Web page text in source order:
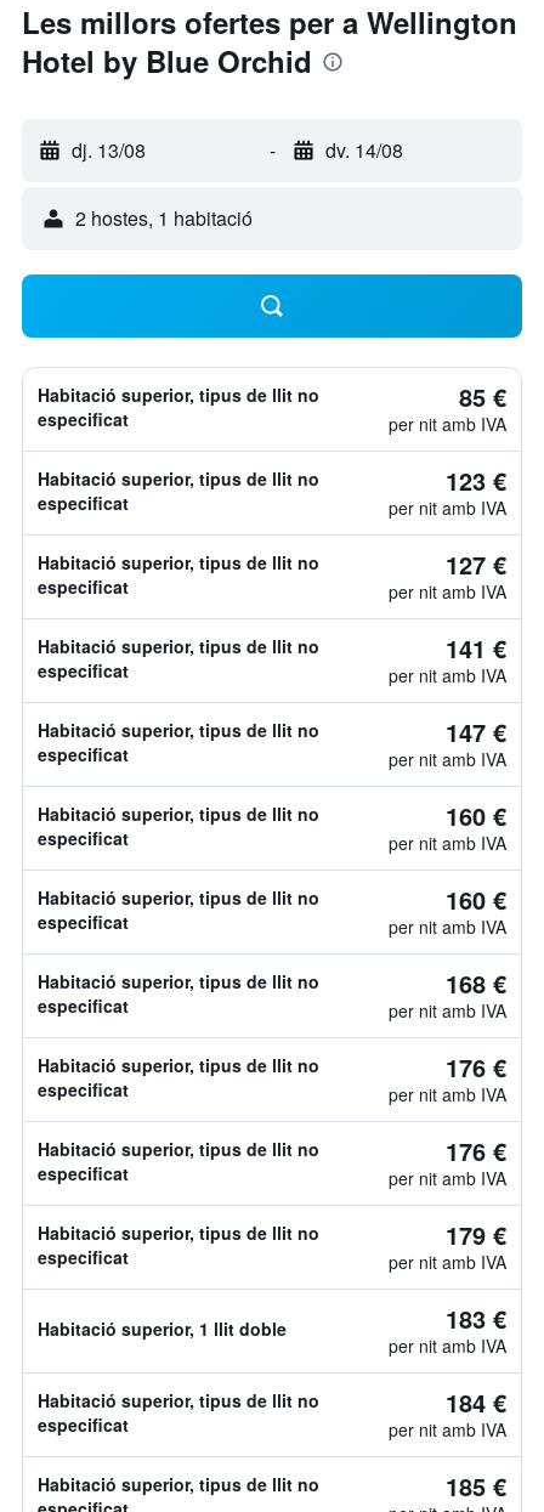
Les millors ofertes per a Wellington
Hotel by Blue Orchid
dj. 13/08 - dv. 14/08
2 hostes, 1 habitació
Habitació superior, tipus de llit no
especificat
85 €
per nit amb IVA
Habitació superior, tipus de llit no
especificat
123 €
per nit amb IVA
Habitació superior, tipus de llit no
especificat
127 €
per nit amb IVA
Habitació superior, tipus de llit no
especificat
141 €
per nit amb IVA
Habitació superior, tipus de llit no
especificat
147 €
per nit amb IVA
Habitació superior, tipus de llit no
especificat
160 €
per nit amb IVA
Habitació superior, tipus de llit no
especificat
160 €
per nit amb IVA
Habitació superior, tipus de llit no
especificat
168 €
per nit amb IVA
Habitació superior, tipus de llit no
especificat
176 €
per nit amb IVA
Habitació superior, tipus de llit no
especificat
176 €
per nit amb IVA
Habitació superior, tipus de llit no
especificat
179 €
per nit amb IVA
Habitació superior, 1 llit doble 183 €
per nit amb IVA
Habitació superior, tipus de llit no
especificat
184 €
per nit amb IVA
Habitació superior, tipus de llit no
185 €